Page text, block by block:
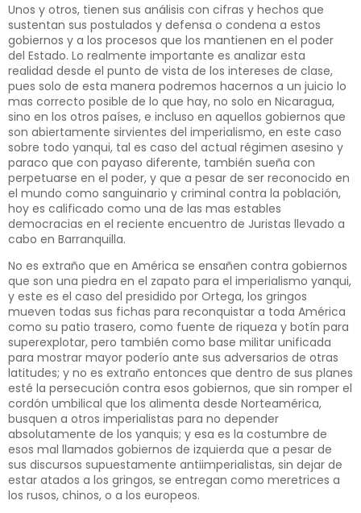
Unos y otros, tienen sus análisis con cifras y hechos que
sustentan sus postulados y defensa o condena a estos
gobiernos y a los procesos que los mantienen en el poder
del Estado. Lo realmente importante es analizar esta
realidad desde el punto de vista de los intereses de clase,
pues solo de esta manera podremos hacernos a un juicio lo
mas correcto posible de lo que hay, no solo en Nicaragua,
sino en los otros países, e incluso en aquellos gobiernos que
son abiertamente sirvientes del imperialismo, en este caso
sobre todo yanqui, tal es caso del actual régimen asesino y
paraco que con payaso diferente, también sueña con
perpetuarse en el poder, y que a pesar de ser reconocido en
el mundo como sanguinario y criminal contra la población,
hoy es calificado como una de las mas estables
democracias en el reciente encuentro de Juristas llevado a
cabo en Barranquilla.
No es extraño que en América se ensañen contra gobiernos
que son una piedra en el zapato para el imperialismo yanqui,
y este es el caso del presidido por Ortega, los gringos
mueven todas sus fichas para reconquistar a toda América
como su patio trasero, como fuente de riqueza y botín para
superexplotar, pero también como base militar unificada
para mostrar mayor poderío ante sus adversarios de otras
latitudes; y no es extraño entonces que dentro de sus planes
esté la persecución contra esos gobiernos, que sin romper el
cordón umbilical que los alimenta desde Norteamérica,
busquen a otros imperialistas para no depender
absolutamente de los yanquis; y esa es la costumbre de
esos mal llamados gobiernos de izquierda que a pesar de
sus discursos supuestamente antiimperialistas, sin dejar de
estar atados a los gringos, se entregan como meretrices a
los rusos, chinos, o a los europeos.